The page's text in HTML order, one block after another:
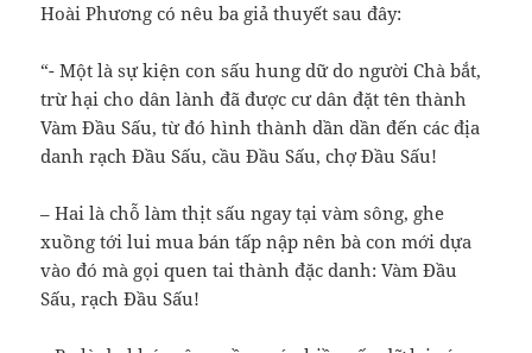
Hoài Phương có nêu ba giả thuyết sau đây:
“- Một là sự kiện con sấu hung dữ do người Chà bắt,
trừ hại cho dân lành đã được cư dân đặt tên thành
Vàm Đầu Sấu, từ đó hình thành dần dần đến các địa
danh rạch Đầu Sấu, cầu Đầu Sấu, chợ Đầu Sấu!
– Hai là chỗ làm thịt sấu ngay tại vàm sông, ghe
xuồng tới lui mua bán tấp nập nên bà con mới dựa
vào đó mà gọi quen tai thành đặc danh: Vàm Đầu
Sấu, rạch Đầu Sấu!